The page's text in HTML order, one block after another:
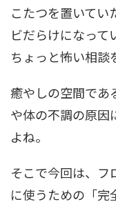
こたつを置いてい
ビだらけになって
ちょっと怖い相談
癒やしの空間であ
や体の不調の原因
よね。
そこで今回は、フ
に使うための「完